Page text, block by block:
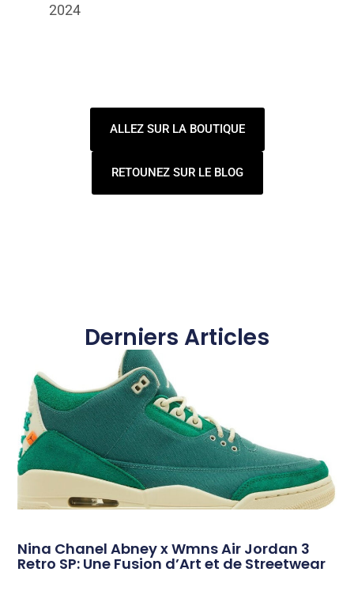
2024
ALLEZ SUR LA BOUTIQUE
RETOUNEZ SUR LE BLOG
Derniers Articles
Nina Chanel Abney x Wmns Air Jordan 3
Retro SP: Une Fusion d’Art et de Streetwear